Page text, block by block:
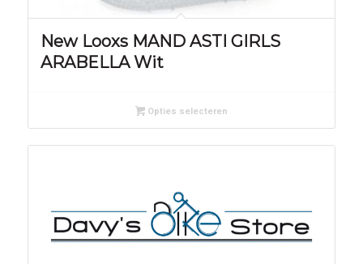
New Looxs MAND ASTI GIRLS
ARABELLA Wit
Opties selecteren